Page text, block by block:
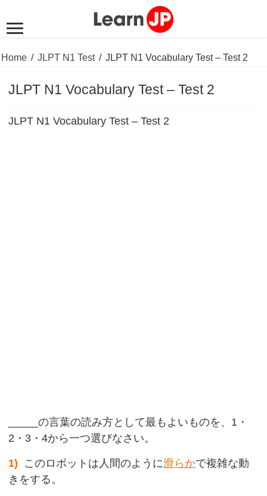
Home / JLPT N1 Test / JLPT N1 Vocabulary Test – Test 2
JLPT N1 Vocabulary Test – Test 2
JLPT N1 Vocabulary Test – Test 2
_____の言葉の読み方として最もよいものを、1・
2・3・4から一つ選びなさい。
1) このロボットは人間のように滑らかで複雑な動
きをする。